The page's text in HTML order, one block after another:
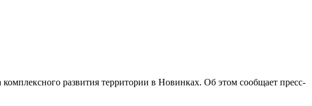
развития территории в Новинках. Об этом сообщает пресс-